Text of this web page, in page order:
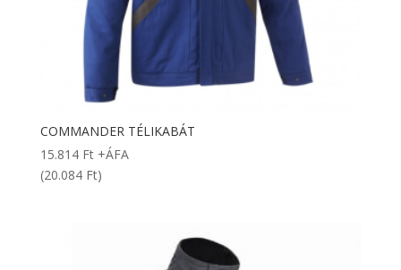
COMMANDER TÉLIKABÁT
15.814 Ft +ÁFA
(20.084 Ft)